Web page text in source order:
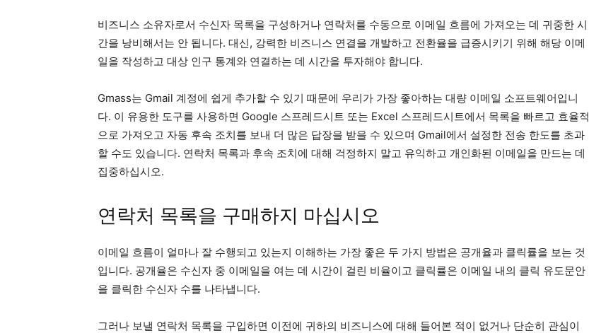
비즈니스 소유자로서 수신자 목록을 구성하거나 연락처를 수동으로 이메일 흐름에 가져오는 데 귀중한 시
간을 낭비해서는 안 됩니다. 대신, 강력한 비즈니스 연결을 개발하고 전환율을 급증시키기 위해 해당 이메
일을 작성하고 대상 인구 통계와 연결하는 데 시간을 투자해야 합니다.
Gmass는 Gmail 계정에 쉽게 추가할 수 있기 때문에 우리가 가장 좋아하는 대량 이메일 소프트웨어입니
다. 이 유용한 도구를 사용하면 Google 스프레드시트 또는 Excel 스프레드시트에서 목록을 빠르고 효율적
으로 가져오고 자동 후속 조치를 보내 더 많은 답장을 받을 수 있으며 Gmail에서 설정한 전송 한도를 초과
할 수도 있습니다. 연락처 목록과 후속 조치에 대해 걱정하지 말고 유익하고 개인화된 이메일을 만드는 데
집중하십시오.
연락처 목록을 구매하지 마십시오
이메일 흐름이 얼마나 잘 수행되고 있는지 이해하는 가장 좋은 두 가지 방법은 공개율과 클릭률을 보는 것
입니다. 공개율은 수신자 중 이메일을 여는 데 시간이 걸린 비율이고 클릭률은 이메일 내의 클릭 유도문안
을 클릭한 수신자 수를 나타냅니다.
그러나 보낼 연락처 목록을 구입하면 이전에 귀하의 비즈니스에 대해 들어본 적이 없거나 단순히 관심이